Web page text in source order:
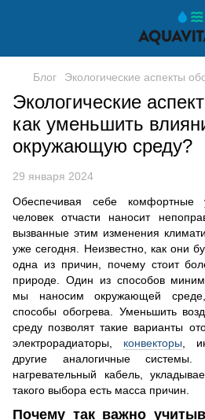
Блог Экологические аспекты
Экологические
как уменьшить
окружающую среду?
29 января 2024
Обеспечивая себе комфортные
человек отчасти наносит
вызванные этим изменения
уже сегодня. Неизвестно, как они
одна из причин, почему стоит
природе. Один из способов
мы наносим окружающей
способы обогрева. Уменьшить
среду позволят такие варианты
электрорадиаторы, конвекторы ,
другие аналогичные системы.
нагревательный кабель,
такого выбора есть масса причин.
Почему так важно